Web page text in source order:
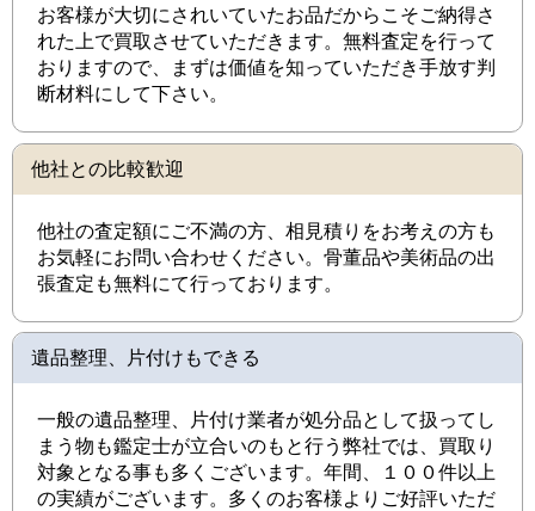
お客様が大切にされいていたお品だからこそご納得さ
れた上で買取させていただきます。無料査定を行って
おりますので、まずは価値を知っていただき手放す判
断材料にして下さい。
他社との比較歓迎
他社の査定額にご不満の方、相見積りをお考えの方も
お気軽にお問い合わせください。骨董品や美術品の出
張査定も無料にて行っております。
遺品整理、片付けもできる
一般の遺品整理、片付け業者が処分品として扱ってし
まう物も鑑定士が立合いのもと行う弊社では、買取り
対象となる事も多くございます。年間、１００件以上
の実績がございます。多くのお客様よりご好評いただ